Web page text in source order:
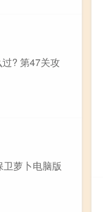
? 第47关攻
萝卜电脑版